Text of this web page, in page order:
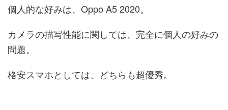
個人的な好みは、Oppo A5 2020。
カメラの描写性能に関しては、完全に個人の好みの
問題。
格安スマホとしては、どちらも超優秀。